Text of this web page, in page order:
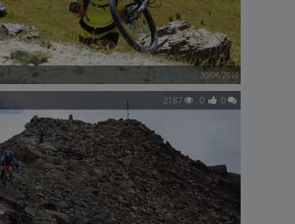
Etabeta.to 30/08/2016
2187 0 0